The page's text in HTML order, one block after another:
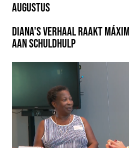
AUGUSTUS
DIANA'S VERHAAL RAAKT
AAN SCHULDHULP